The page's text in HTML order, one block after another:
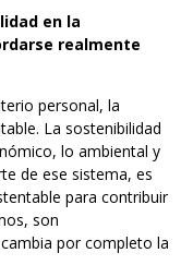
en la
realmente
personal, la
La sostenibilidad
lo ambiental y
de ese sistema, es
para contribuir
son
por completo la